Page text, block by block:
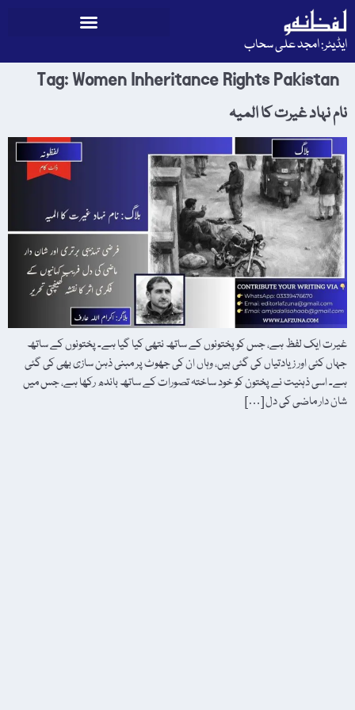
ایڈیٹر: امجد علی سحاب
Tag:Women Inheritance Rights Pakistan
نام نہاد غیرت کا المیہ
غیرت ایک لفظ ہے، جس کو پختونوں کے ساتھ نتھی کیا گیا ہے۔ پختونوں کے ساتھ
جہاں کئی اور زیادتیاں کی گئی ہیں، وہاں ان کی جھوٹ پر مبنی ذہن سازی بھی کی گئی
ہے۔ اسی ذہنیت نے پختون کو خود ساختہ تصورات کے ساتھ باندھ رکھا ہے، جس میں
شان دار ماضی کی دل […]